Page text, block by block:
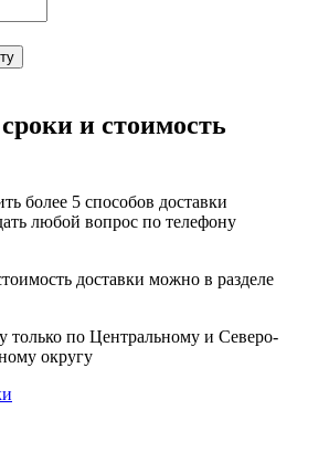
и стоимость
более 5 способов доставки
любой вопрос по телефону
доставки можно в разделе
только по Центральному и Северо-
округу